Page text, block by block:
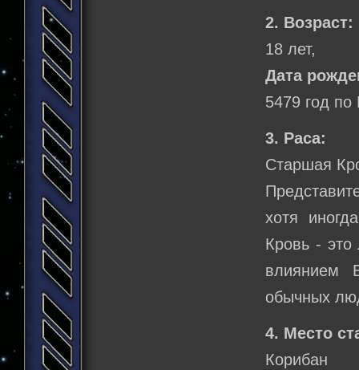
2. Возраст:
18 лет,
Дата
5479 год по
3. Раса:
Старшая
хотя
Кровь -
влиянием
обычных
4. Место
Корибан